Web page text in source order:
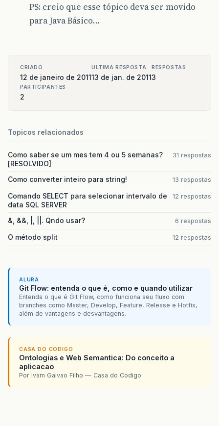
PS: creio que esse tópico deva ser movido
para Java Básico…
CRIADO
12 de janeiro de 2011
ULTIMA RESPOSTA
13 de jan. de 2011
RESPOSTAS
3
PARTICIPANTES
2
Topicos relacionados
Como saber se um mes tem 4 ou 5 semanas?
[RESOLVIDO]
31 respostas
Como converter inteiro para string! 13 respostas
Comando SELECT para selecionar intervalo de
data SQL SERVER
12 respostas
&, &&, |, ||. Qndo usar? 6 respostas
O método split 12 respostas
ALURA
Git Flow: entenda o que é, como e quando utilizar
Entenda o que é Git Flow, como funciona seu fluxo com
branches como Master, Develop, Feature, Release e Hotfix,
além de vantagens e desvantagens.
CASA DO CODIGO
Ontologias e Web Semantica: Do conceito a
aplicacao
Por Ivam Galvao Filho — Casa do Codigo